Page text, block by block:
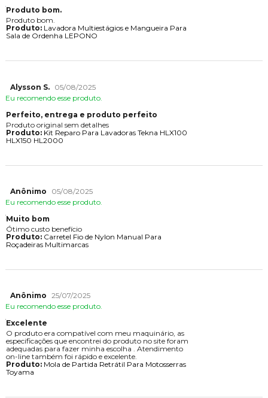
Produto bom.
Produto bom.
Produto:Lavadora Multiestágios e Mangueira Para
Sala de Ordenha LEPONO
Alysson S.
05/08/2025
Eu recomendo esse produto.
Perfeito, entrega e produto perfeito
Produto original sem detalhes
Produto:Kit Reparo Para Lavadoras Tekna HLX100
HLX150 HL2000
Anônimo
05/08/2025
Eu recomendo esse produto.
Muito bom
Ótimo custo benefício
Produto:Carretel Fio de Nylon Manual Para
Roçadeiras Multimarcas
Anônimo 25/07/2025
Eu recomendo esse produto.
Excelente
O produto era compatível com meu maquinário, as
especificações que encontrei do produto no site foram
adequadas para fazer minha escolha . Atendimento
on-line também foi rápido e excelente.
Produto:Mola de Partida Retrátil Para Motosserras
Toyama